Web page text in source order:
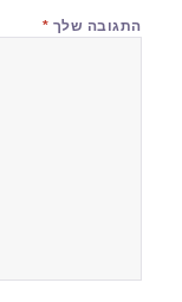
התגובה שלך *